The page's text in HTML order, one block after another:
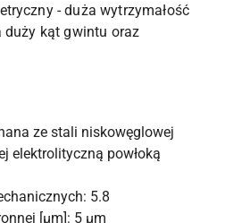
- duża wytrzymałość
duży kąt gwintu oraz
ze stali niskowęglowej
elektrolityczną powłoką
5.8
[µm]: 5 µm